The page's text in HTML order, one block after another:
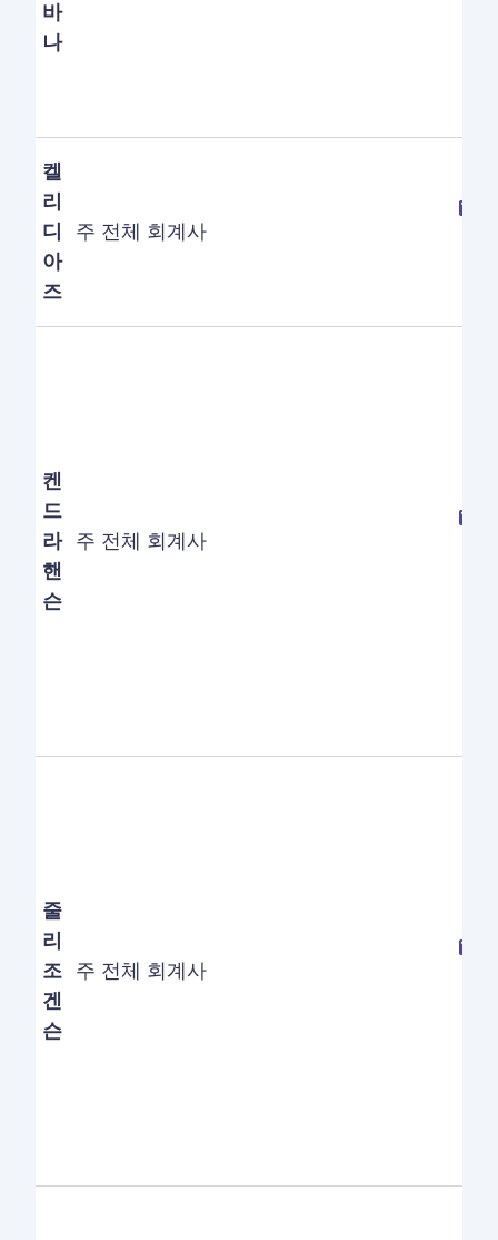
바
나
켈
리
디
아
즈
주 전체 회계사
켄
드
라
핸
슨
주 전체 회계사
줄
리
조
겐
슨
주 전체 회계사